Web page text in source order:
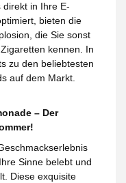
direkt in Ihre E-
bieten die
die Sie sonst
kennen. In
zu den beliebtesten
auf dem Markt.
– Der
Sinne belebt und
Diese exquisite